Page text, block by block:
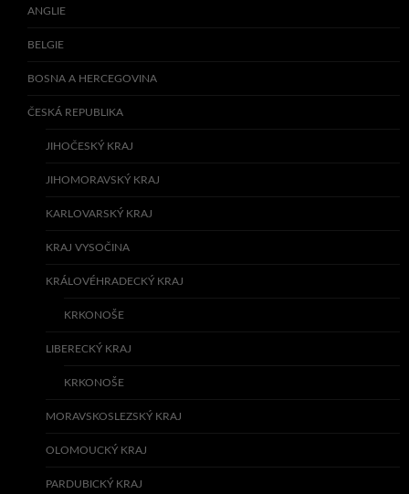
ANGLIE
BELGIE
BOSNA A HERCEGOVINA
ČESKÁ REPUBLIKA
JIHOČESKÝ KRAJ
JIHOMORAVSKÝ KRAJ
KARLOVARSKÝ KRAJ
KRAJ VYSOČINA
KRÁLOVÉHRADECKÝ KRAJ
KRKONOŠE
LIBERECKÝ KRAJ
KRKONOŠE
MORAVSKOSLEZSKÝ KRAJ
OLOMOUCKÝ KRAJ
PARDUBICKÝ KRAJ